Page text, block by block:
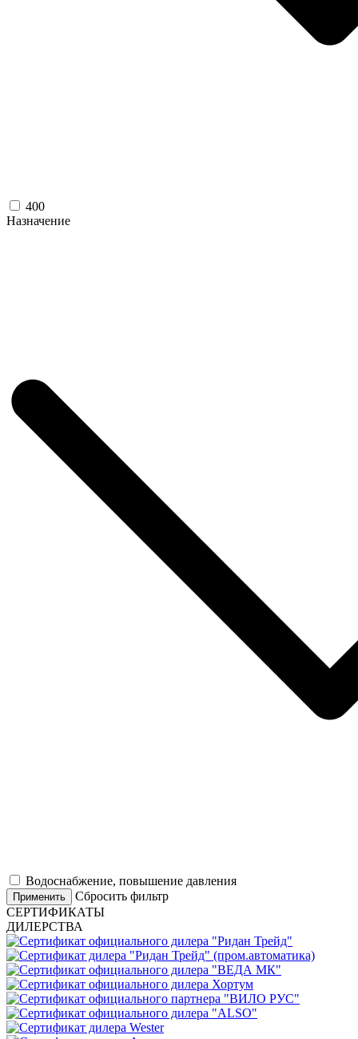
400
Назначение
Водоснабжение, повышение давления
Применить
Сбросить фильтр
СЕРТИФИКАТЫ
ДИЛЕРСТВА